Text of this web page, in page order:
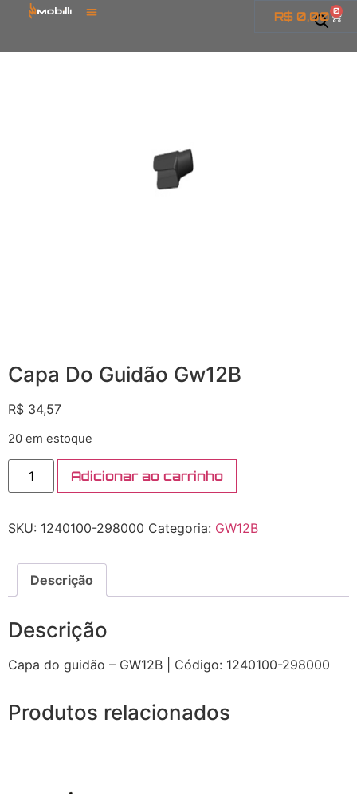
R$0,00 0
Capa Do Guidão Gw12B
R$ 34,57
20 em estoque
Adicionar ao carrinho
SKU: 1240100-298000 Categoria: GW12B
Descrição
Descrição
Capa do guidão – GW12B | Código: 1240100-298000
Produtos relacionados